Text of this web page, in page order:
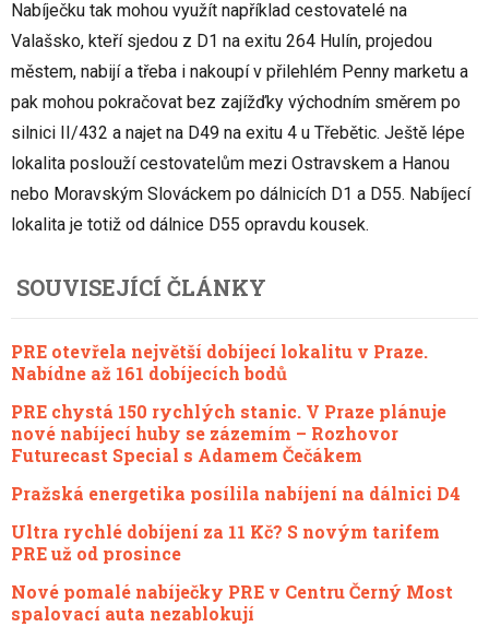
Nabíječku tak mohou využít například cestovatelé na
Valašsko, kteří sjedou z D1 na exitu 264 Hulín, projedou
městem, nabijí a třeba i nakoupí v přilehlém Penny marketu a
pak mohou pokračovat bez zajížďky východním směrem po
silnici II/432 a najet na D49 na exitu 4 u Třebětic. Ještě lépe
lokalita poslouží cestovatelům mezi Ostravskem a Hanou
nebo Moravským Slováckem po dálnicích D1 a D55. Nabíjecí
lokalita je totiž od dálnice D55 opravdu kousek.
SOUVISEJÍCÍ ČLÁNKY
PRE otevřela největší dobíjecí lokalitu v Praze.
Nabídne až 161 dobíjecích bodů
PRE chystá 150 rychlých stanic. V Praze plánuje
nové nabíjecí huby se zázemím – Rozhovor
Futurecast Special s Adamem Čečákem
Pražská energetika posílila nabíjení na dálnici D4
Ultra rychlé dobíjení za 11 Kč? S novým tarifem
PRE už od prosince
Nové pomalé nabíječky PRE v Centru Černý Most
spalovací auta nezablokují